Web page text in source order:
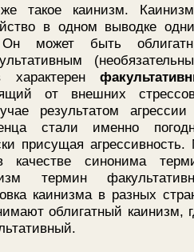
такое каинизм.
в одном выводке
может быть
характерен
от внешних
результатом
стали именно
присущая
качестве синонима
термин
каинизма в разных
облигатный каинизм,